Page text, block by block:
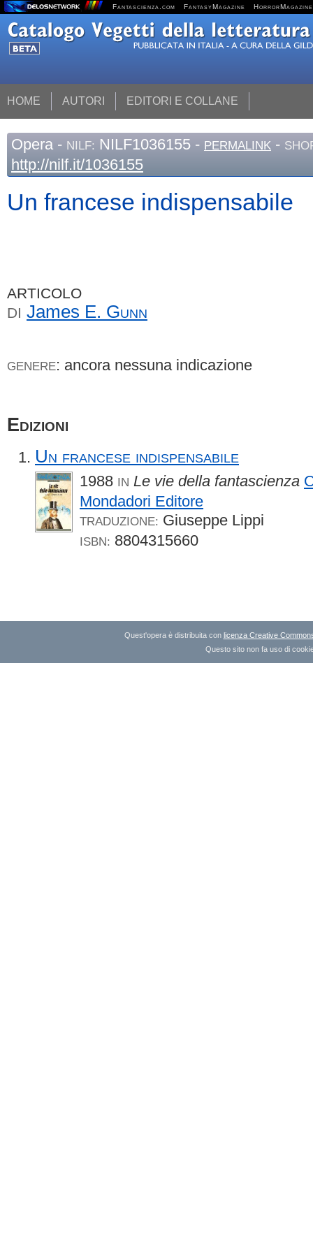
Fantascienza.com FantasyMagazine HorrorMagazine
HOME AUTORI EDITORI E COLLANE
Opera - NILF: NILF1036155 - PERMALINK -
http://nilf.it/1036155
Un francese indispensabile
ARTICOLO
DI James E. Gunn
GENERE: ancora nessuna indicazione
Edizioni
Un francese indispensabile
1988 IN Le vie della fantascienza
Mondadori Editore
TRADUZIONE: Giuseppe Lippi
ISBN: 8804315660
Quest'opera è distribuita con licenza Creative
Questo sito non fa uso di